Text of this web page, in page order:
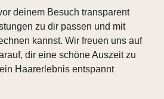
deinem Besuch transparent
zu dir passen und mit
kannst. Wir freuen uns auf
dir eine schöne Auszeit zu
Haarerlebnis entspannt